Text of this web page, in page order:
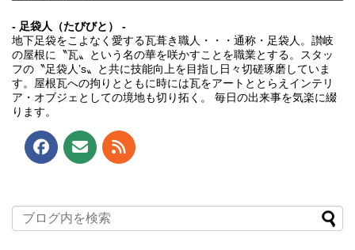
- 足袋人（たびびと） -
地下足袋をこよなく愛する瓦葺き職人・・・通称・足袋人。讃岐
の屋根に〝瓦〟という名の華を咲かすことを職業とする。スタッ
フの〝足袋人’s〟と共に技能向上を目指し日々切磋琢磨していま
す。屋根瓦への拘りとともに時には瓦をアートととらえインテリ
ア・オブジェとしての境地も切り拓く。 毎日の出来事を気楽に綴
ります。